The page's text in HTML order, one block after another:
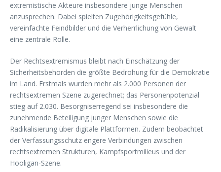
extremistische Akteure insbesondere junge Menschen
anzusprechen. Dabei spielten Zugehörigkeitsgefühle,
vereinfachte Feindbilder und die Verherrlichung von Gewalt
eine zentrale Rolle.
Der Rechtsextremismus bleibt nach Einschätzung der
Sicherheitsbehörden die größte Bedrohung für die Demokratie
im Land. Erstmals wurden mehr als 2.000 Personen der
rechtsextremen Szene zugerechnet; das Personenpotenzial
stieg auf 2.030. Besorgniserregend sei insbesondere die
zunehmende Beteiligung junger Menschen sowie die
Radikalisierung über digitale Plattformen. Zudem beobachtet
der Verfassungsschutz engere Verbindungen zwischen
rechtsextremen Strukturen, Kampfsportmilieus und der
Hooligan-Szene.